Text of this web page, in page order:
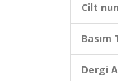
Cilt
Basım
Dergi